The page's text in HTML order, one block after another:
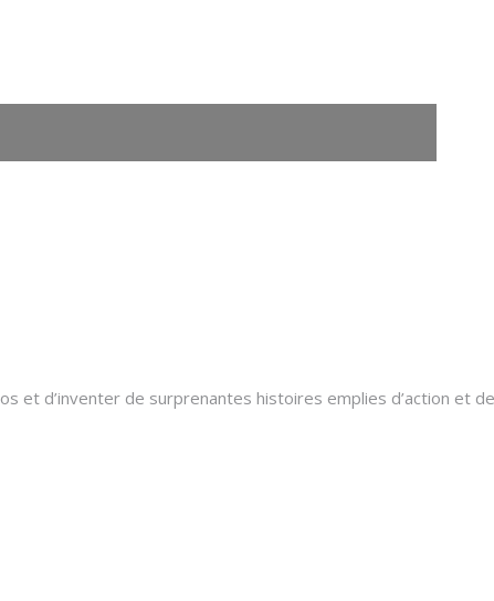
et d’inventer de surprenantes histoires emplies d’action et